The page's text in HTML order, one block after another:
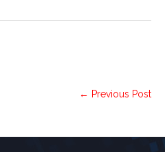
← Previous Post